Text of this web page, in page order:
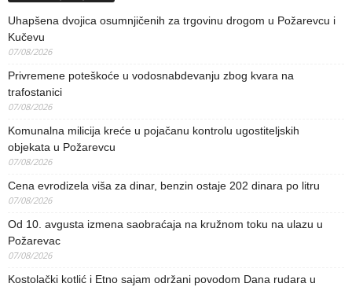
Uhapšena dvojica osumnjičenih za trgovinu drogom u Požarevcu i
Kučevu
07/08/2026
Privremene poteškoće u vodosnabdevanju zbog kvara na
trafostanici
07/08/2026
Komunalna milicija kreće u pojačanu kontrolu ugostiteljskih
objekata u Požarevcu
07/08/2026
Cena evrodizela viša za dinar, benzin ostaje 202 dinara po litru
07/08/2026
Od 10. avgusta izmena saobraćaja na kružnom toku na ulazu u
Požarevac
07/08/2026
Kostolački kotlić i Etno sajam održani povodom Dana rudara u